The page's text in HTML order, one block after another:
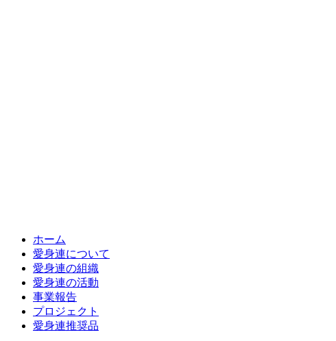
ホーム
愛身連について
愛身連の組織
愛身連の活動
事業報告
プロジェクト
愛身連推奨品